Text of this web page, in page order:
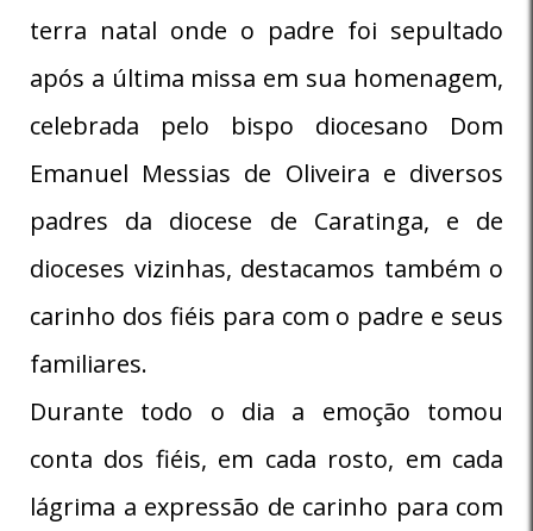
terra natal onde o padre foi sepultado
após a última missa em sua homenagem,
celebrada pelo bispo diocesano Dom
Emanuel Messias de Oliveira e diversos
padres da diocese de Caratinga, e de
dioceses vizinhas, destacamos também o
carinho dos fiéis para com o padre e seus
familiares.
Durante todo o dia a emoção tomou
conta dos fiéis, em cada rosto, em cada
lágrima a expressão de carinho para com